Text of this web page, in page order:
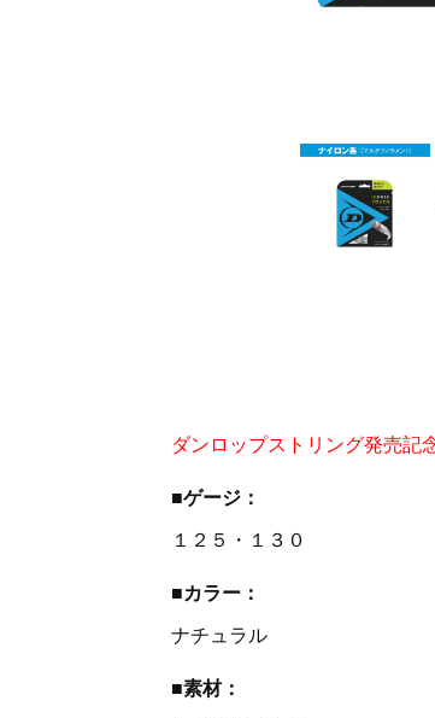
ダンロップストリング発売記
■ゲージ：
１２５・１３０
■カラー：
ナチュラル
■素材：